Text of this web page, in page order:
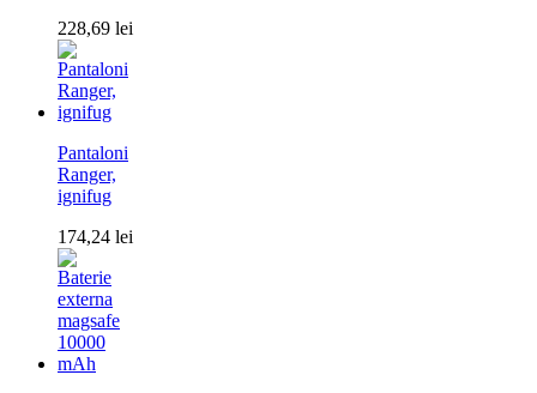
228,69 lei
Pantaloni
Ranger,
ignifug
174,24 lei